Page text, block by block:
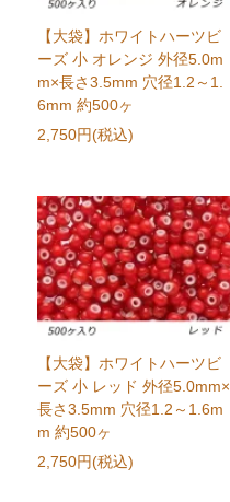
【大袋】ホワイトハーツビ
ーズ 小 オレンジ 外径5.0m
m×長さ3.5mm 穴径1.2～1.
6mm 約500ヶ
2,750円(税込)
【大袋】ホワイトハーツビ
ーズ 小 レッド 外径5.0mm×
長さ3.5mm 穴径1.2～1.6m
m 約500ヶ
2,750円(税込)